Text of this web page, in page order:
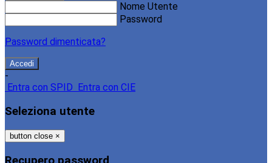
Nome Utente
Password
Password dimenticata?
-
Entra con SPID
Entra con CIE
Seleziona utente
button close ×
Recupero password